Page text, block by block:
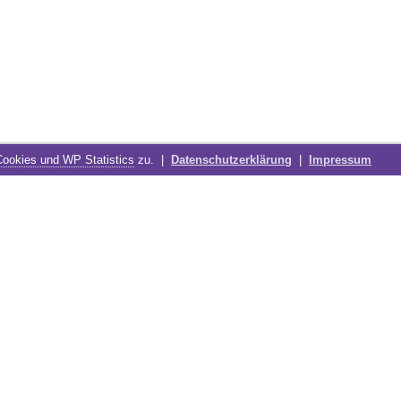
und WP Statistics zu. | Datenschutzerklärung Impressum